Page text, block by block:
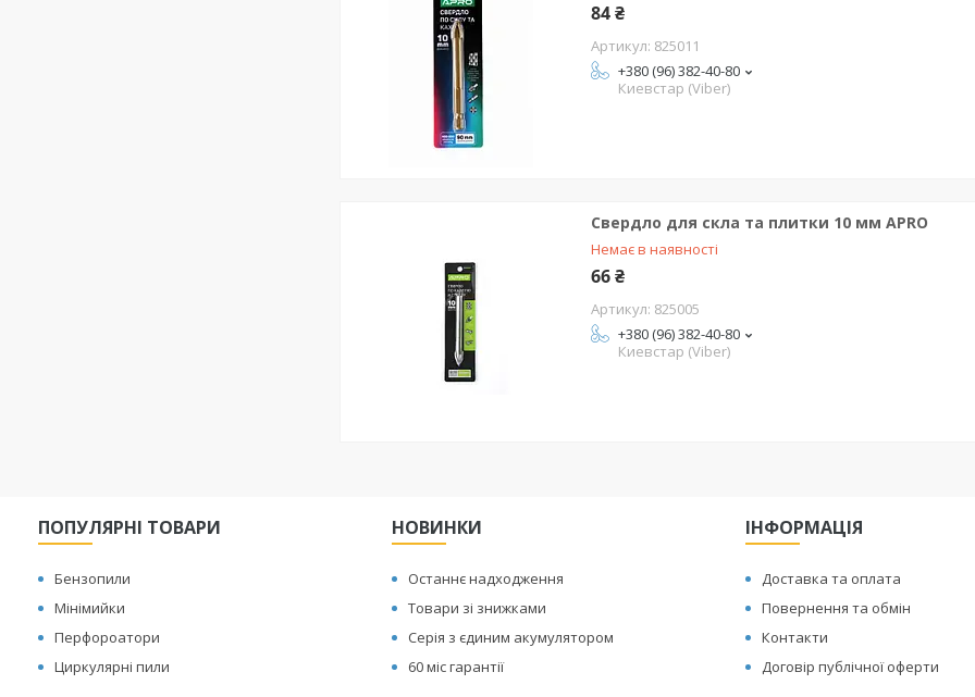
84 ₴
825011
+380 (96) 382-40-80
Киевстар (Viber)
Свердло для скла та плитки 10 мм APRO
Немає в наявності
66 ₴
825005
+380 (96) 382-40-80
Киевстар (Viber)
ПОПУЛЯРНІ ТОВАРИ
Бензопили
Мінімийки
Перфороатори
Циркулярні пили
НОВИНКИ
Останнє надходження
Товари зі знижками
Серія з єдиним акумулятором
60 міс гарантії
ІНФОРМАЦІЯ
Доставка та оплата
Повернення та обмін
Контакти
Договір публічної оферти